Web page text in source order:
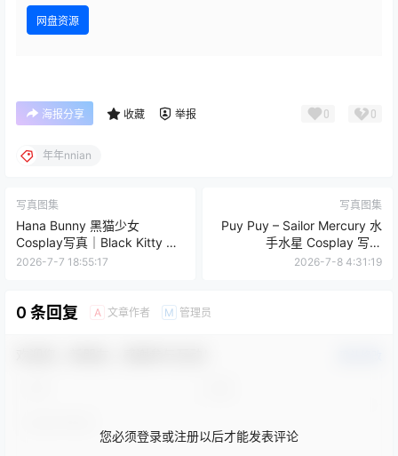
网盘资源
海报分享 收藏 举报 0 0
年年nnian
写真图集
Hana Bunny 黑猫少女
Cosplay写真｜Black Kitty 高
清图片合集[10P-6.1M]
2026-7-7 18:55:17
写真图集
Puy Puy – Sailor Mercury 水
手水星 Cosplay 写真
（288P+10V-2.26GB）美少
2026-7-8 4:31:19
0 条回复 A 文章作者 M 管理员
您必须登录或注册以后才能发表评论